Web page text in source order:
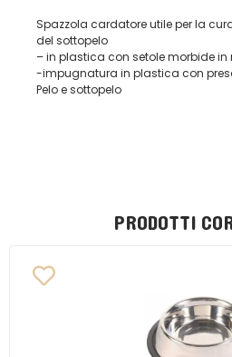
Spazzola cardatore utile per la
del sottopelo
– in plastica con setole morbide in
-impugnatura in plastica con
Pelo e sottopelo
PRODOTTI